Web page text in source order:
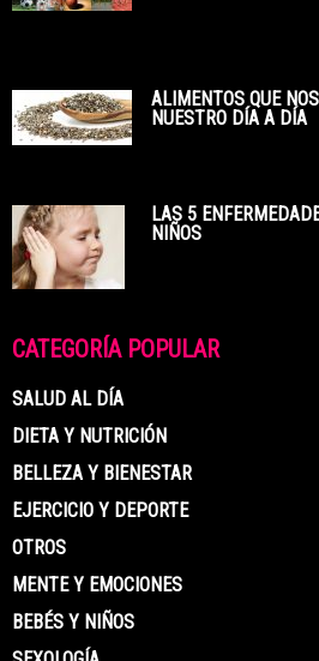
ALIMENTOS QUE
NUESTRO DÍA A DÍA
LAS 5
NIÑOS
CATEGORÍA POPULAR
SALUD AL DÍA
DIETA Y NUTRICIÓN
BELLEZA Y BIENESTAR
EJERCICIO Y DEPORTE
OTROS
MENTE Y EMOCIONES
BEBÉS Y NIÑOS